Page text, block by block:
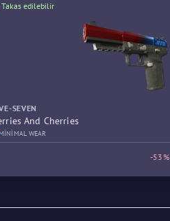
Takas edilebilir
SEVEN
And Cherries
MINIMAL WEAR
-53%